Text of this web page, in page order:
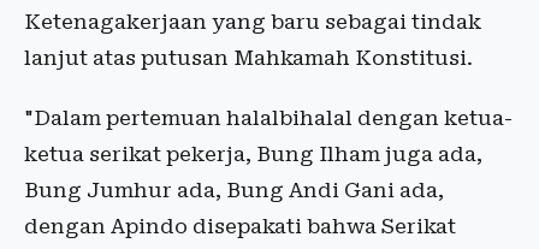
Ketenagakerjaan yang baru sebagai tindak
lanjut atas putusan Mahkamah Konstitusi.
"Dalam pertemuan halalbihalal dengan ketua-
ketua serikat pekerja, Bung Ilham juga ada,
Bung Jumhur ada, Bung Andi Gani ada,
dengan Apindo disepakati bahwa Serikat